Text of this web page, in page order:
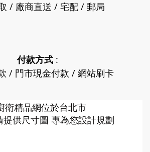
/ 廠商直送 / 宅配 / 郵局
付款方式 :
/ 門市現金付款 / 網站刷卡
衛精品網位於台北市
提供尺寸圖 專為您設計規劃